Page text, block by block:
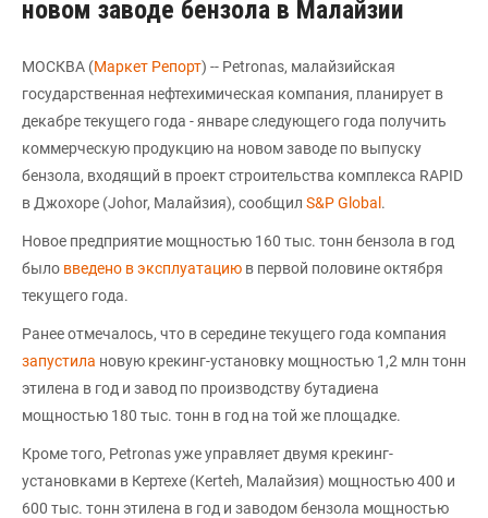
новом заводе бензола в Малайзии
МОСКВА (Маркет Репорт) -- Petronas, малайзийская
государственная нефтехимическая компания, планирует в
декабре текущего года - январе следующего года получить
коммерческую продукцию на новом заводе по выпуску
бензола, входящий в проект строительства комплекса RAPID
в Джохоре (Johor, Малайзия), сообщил S&P Global .
Новое предприятие мощностью 160 тыс. тонн бензола в год
было введено в эксплуатацию в первой половине октября
текущего года.
Ранее отмечалось, что в середине текущего года компания
запустила новую крекинг-установку мощностью 1,2 млн тонн
этилена в год и завод по производству бутадиена
мощностью 180 тыс. тонн в год на той же площадке.
Кроме того, Petronas уже управляет двумя крекинг-
установками в Кертехе (Kerteh, Малайзия) мощностью 400 и
600 тыс. тонн этилена в год и заводом бензола мощностью